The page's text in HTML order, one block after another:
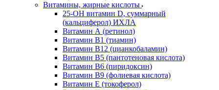
Витамины, жирные кислоты
25-OH витамин D, суммарный
(кальциферол) ИХЛА
Витамин А (ретинол)
Витамин В1 (тиамин)
Витамин В12 (цианкобаламин)
Витамин В5 (пантотеновая кислота)
Витамин В6 (пиридоксин)
Витамин В9 (фолиевая кислота)
Витамин Е (токоферол)